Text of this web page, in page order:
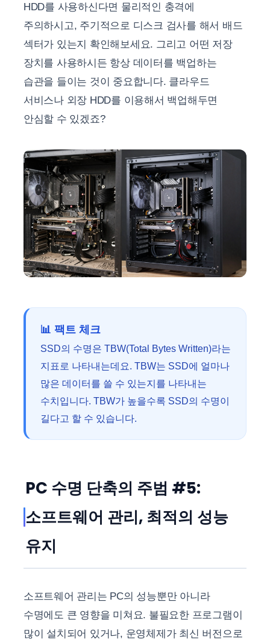
HDD를 사용하신다면 물리적인 충격에
주의하시고, 주기적으로 디스크 검사를 해서 배드
섹터가 있는지 확인해보세요. 그리고 어떤 저장
장치를 사용하시든 항상 데이터를 백업하는
습관을 들이는 것이 중요합니다. 클라우드
서비스나 외장 HDD를 이용해서 백업해두면
안심할 수 있겠죠?
📊 팩트 체크
SSD의 수명은 TBW(Total Bytes Written)라는
지표로 나타내는데요. TBW는 SSD에 얼마나
많은 데이터를 쓸 수 있는지를 나타내는
수치입니다. TBW가 높을수록 SSD의 수명이
길다고 할 수 있습니다.
PC 수명 단축의 주범 #5:
소프트웨어 관리, 최적의 성능
유지
소프트웨어 관리는 PC의 성능뿐만 아니라
수명에도 큰 영향을 미쳐요. 불필요한 프로그램이
많이 설치되어 있거나, 운영체제가 최신 버전으로